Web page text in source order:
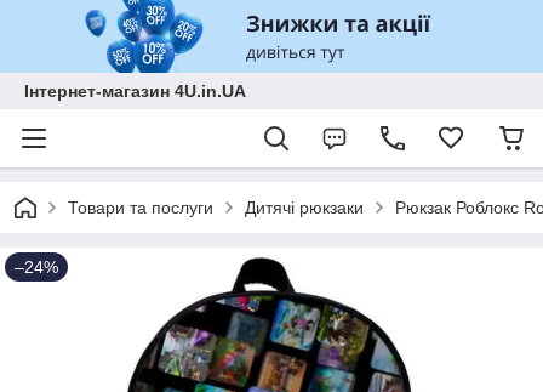
Інтернет-магазин 4U.in.UA
Товари та послуги Дитячі рюкзаки Рюкзак Роблокс
–24%